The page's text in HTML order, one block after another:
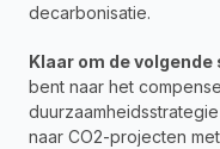
decarbonisatie.
Klaar om de
bent naar het
naar CO2-projecten